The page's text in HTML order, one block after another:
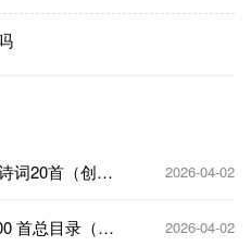
词20首（创作
2026-04-02
首总目录（创
2026-04-02